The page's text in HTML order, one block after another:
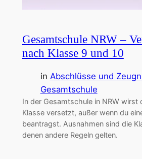
Gesamtschule NRW –
nach Klasse 9 und 10
in Abschlüsse und
Gesamtschule
In der Gesamtschule in NRW wirst
Klasse versetzt, außer wenn du
beantragst. Ausnahmen sind die
denen andere Regeln gelten.